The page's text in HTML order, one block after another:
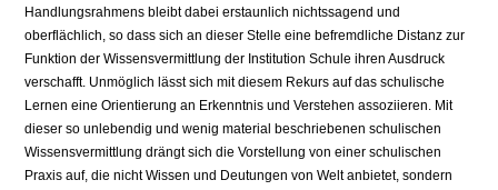
Handlungsrahmens bleibt dabei erstaunlich nichtssagend und
oberflächlich, so dass sich an dieser Stelle eine befremdliche Distanz zur
Funktion der Wissensvermittlung der Institution Schule ihren Ausdruck
verschafft. Unmöglich lässt sich mit diesem Rekurs auf das schulische
Lernen eine Orientierung an Erkenntnis und Verstehen assoziieren. Mit
dieser so unlebendig und wenig material beschriebenen schulischen
Wissensvermittlung drängt sich die Vorstellung von einer schulischen
Praxis auf, die nicht Wissen und Deutungen von Welt anbietet, sondern